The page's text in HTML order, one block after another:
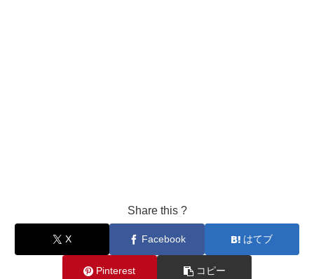
Share this ?
X Facebook はてブ
Pinterest コピー